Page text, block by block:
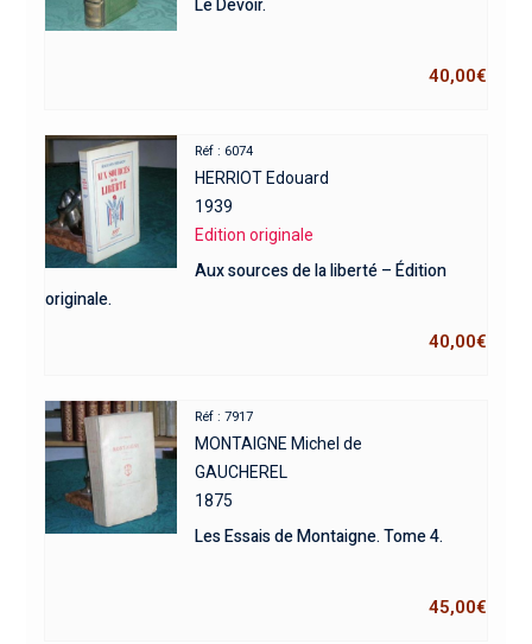
Le Devoir.
40,00€
Réf : 6074
HERRIOT Edouard
1939
Edition originale
Aux sources de la liberté – Édition
originale.
40,00€
Réf : 7917
MONTAIGNE Michel de
GAUCHEREL
1875
Les Essais de Montaigne. Tome 4.
45,00€